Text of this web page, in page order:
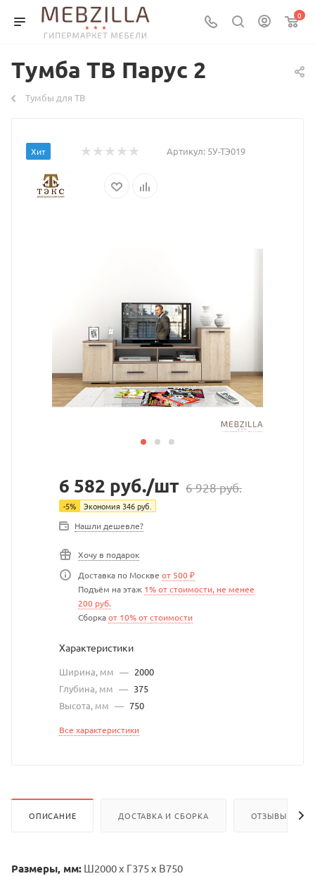
0
Тумба ТВ Парус 2
Тумбы для ТВ
Хит Артикул: 5У-ТЭ019
6 582 руб./шт 6 928руб.
-5% Экономия 346руб.
Нашли дешевле?
Хочу в подарок
Доставка по Москве от 500 ₽
Подъём на этаж 1% от стоимости, не менее
200 руб.
Сборкаот 10% от стоимости
Характеристики
Ширина, мм — 2000
Глубина, мм — 375
Высота, мм — 750
Все характеристики
ОПИСАНИЕ ДОСТАВКА И СБОРКА ОТЗЫВЫ
Размеры, мм: Ш2000 х Г375 х В750